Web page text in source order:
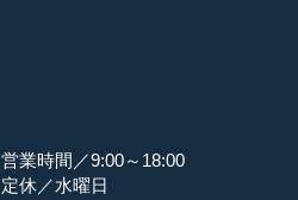
営業時間／9:00～18:00
定休／水曜日